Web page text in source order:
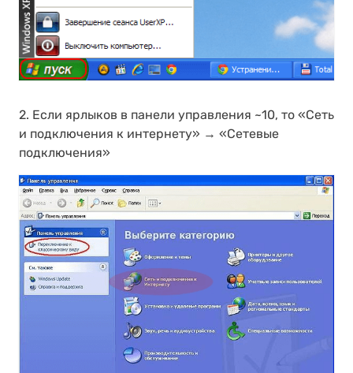
2. Если ярлыков в панели управления ~10, то «Сеть
и подключения к интернету» → «Сетевые
подключения»